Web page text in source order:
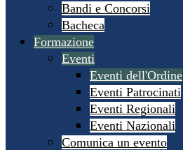
Bandi e Concorsi
Bacheca
Formazione
Eventi
Eventi dell'Ordine
Eventi Patrocinati
Eventi Regionali
Eventi Nazionali
Comunica un evento